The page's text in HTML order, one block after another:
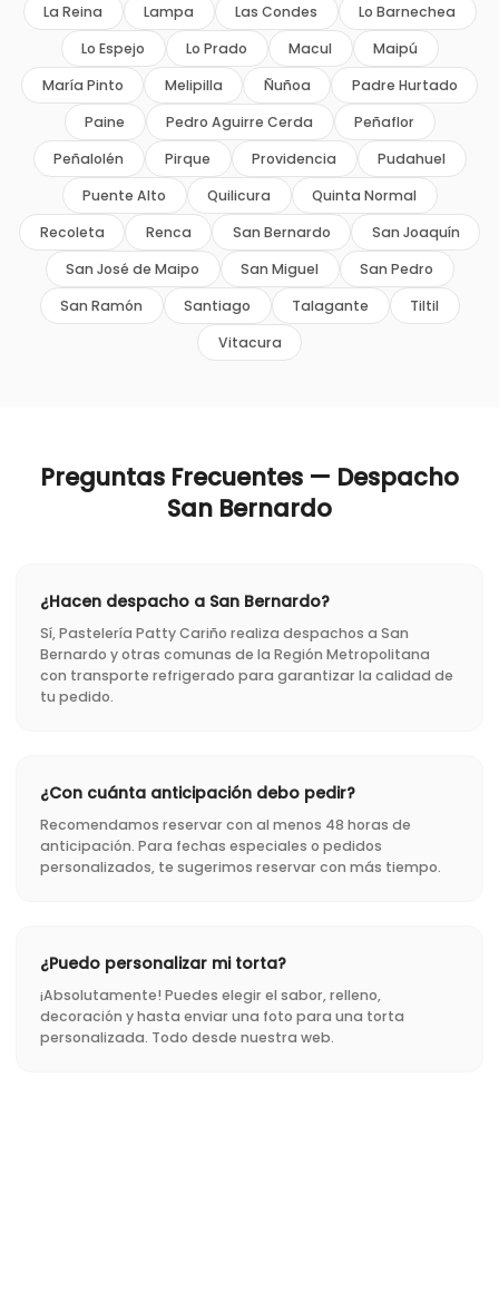
La Reina Lampa Las Condes
Lo Barnechea
Lo Espejo
Lo Prado Macul
Maipú
María Pinto
Melipilla Ñuñoa
Padre Hurtado
Paine
Pedro Aguirre Cerda
Peñaflor
Peñalolén
Pirque Providencia
Pudahuel
Puente Alto
Quilicura
Quinta Normal
Recoleta
Renca San Bernardo
San Joaquín
San José de Maipo
San Miguel
San Pedro
San Ramón
Santiago Talagante
Tiltil
Vitacura
Preguntas Frecuentes — Despacho
San Bernardo
¿Hacen despacho a San Bernardo?
Sí, Pastelería Patty Cariño realiza despachos a San
Bernardo y otras comunas de la Región Metropolitana
con transporte refrigerado para garantizar la calidad de
tu pedido.
¿Con cuánta anticipación debo pedir?
Recomendamos reservar con al menos 48 horas de
anticipación. Para fechas especiales o pedidos
personalizados, te sugerimos reservar con más tiempo.
¿Puedo personalizar mi torta?
¡Absolutamente! Puedes elegir el sabor, relleno,
decoración y hasta enviar una foto para una torta
personalizada. Todo desde nuestra web.